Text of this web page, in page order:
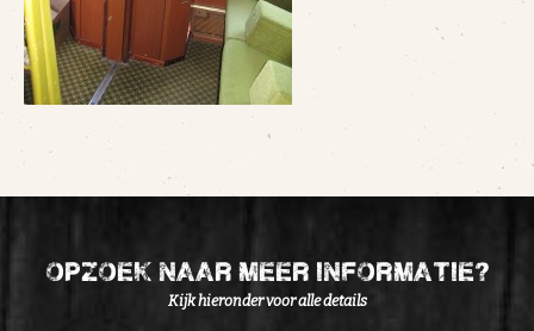
opzoek naar meer informatie?
Kijk hieronder voor alle details